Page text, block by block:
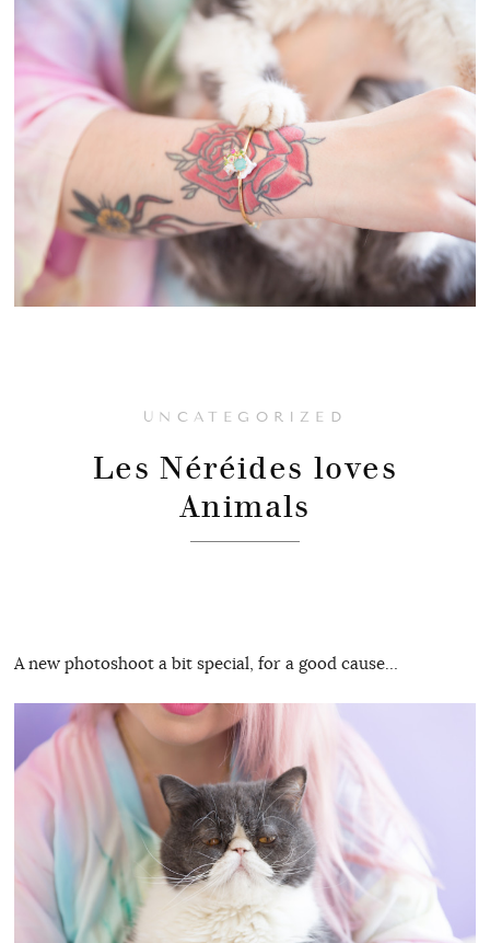
UNCATEGORIZED
Les Néréides loves
Animals
A new photoshoot a bit special, for a good cause…